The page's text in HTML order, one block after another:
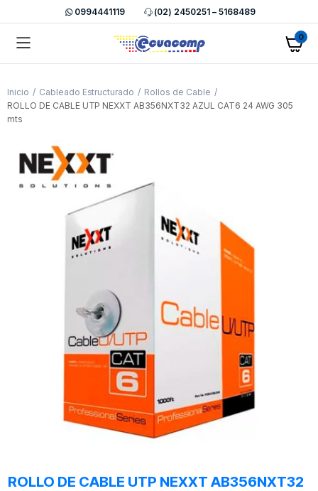
0994441119 (02) 2450251 – 5168489
0
Inicio Cableado Estructurado
Rollos de Cable
ROLLO DE CABLE UTP NEXXT AB356NXT32 AZUL CAT6 24 AWG 305
mts
ROLLO DE CABLE UTP NEXXT AB356NXT32